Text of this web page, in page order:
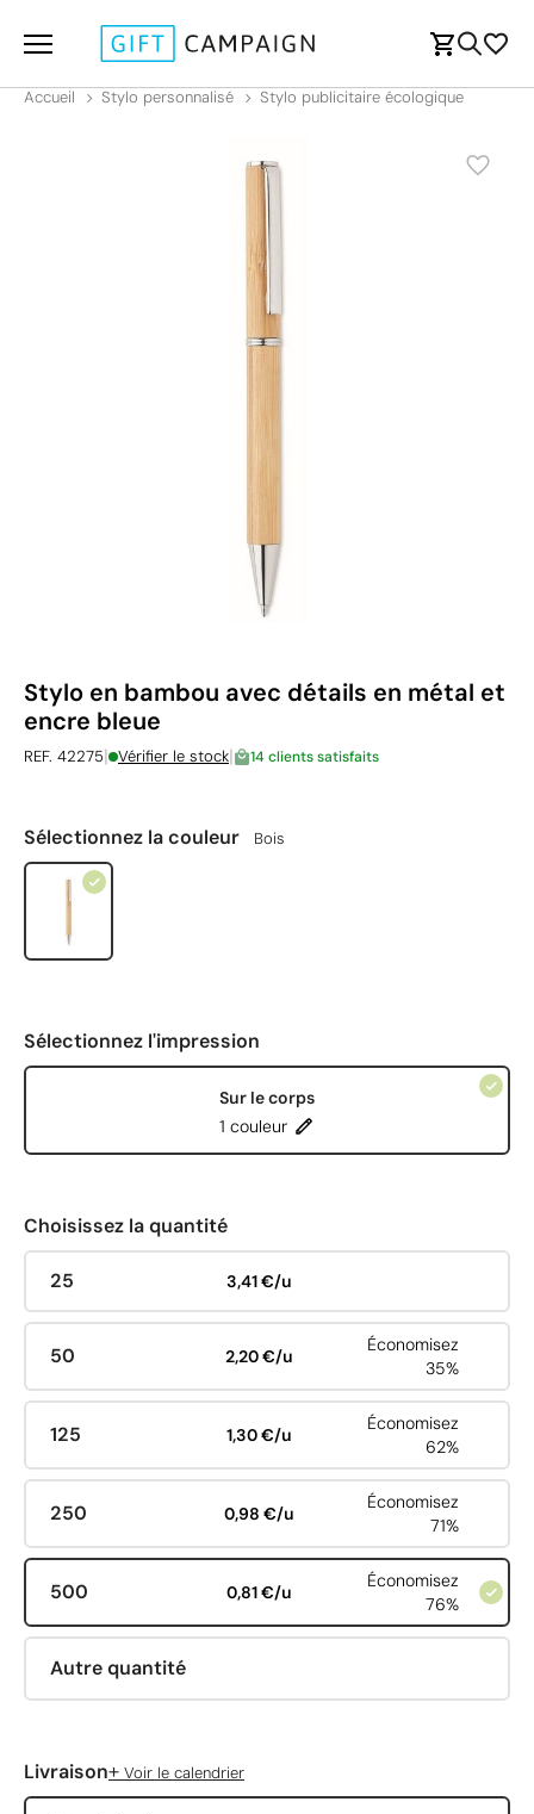
Accueil Stylo personnalisé Stylo publicitaire écologique
Stylo en bambou avec détails en métal et
encre bleue
REF. 42275| Vérifier le stock| 14 clients satisfaits
Sélectionnez la couleur Bois
Sélectionnez l'impression
Sur le corps
1 couleur
Choisissez la quantité
25 3,41 €/u
50 2,20 €/u
Économisez
35%
125 1,30 €/u
Économisez
62%
250 0,98 €/u
Économisez
71%
500 0,81 €/u
Économisez
76%
Autre quantité
Livraison+ Voir le calendrier